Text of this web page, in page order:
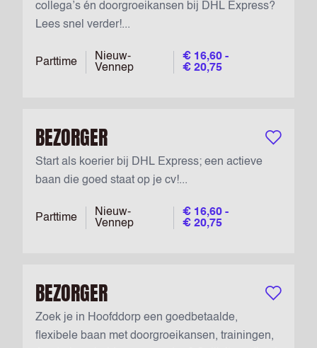
Parttime
Nieuw-
Vennep
€ 16,60 -
€ 20,75
collega’s én doorgroeikansen bij DHL Express?
Lees snel verder!...
BEZORGER Bewaar
Parttime
Nieuw-
Vennep
€ 16,60 -
€ 20,75
Start als koerier bij DHL Express; een actieve
baan die goed staat op je cv!...
BEZORGER Bewaar
Zoek je in Hoofddorp een goedbetaalde,
flexibele baan met doorgroeikansen, trainingen,